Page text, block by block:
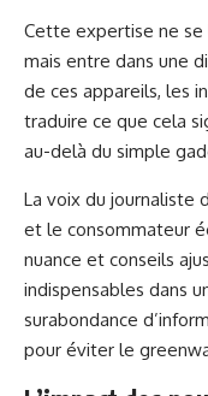
Cette expertise ne se
mais entre dans une
de ces appareils, les
traduire ce que cela
au-delà du simple
La voix du journaliste
et le consommateur
nuance et conseils
indispensables dans
surabondance
pour éviter le